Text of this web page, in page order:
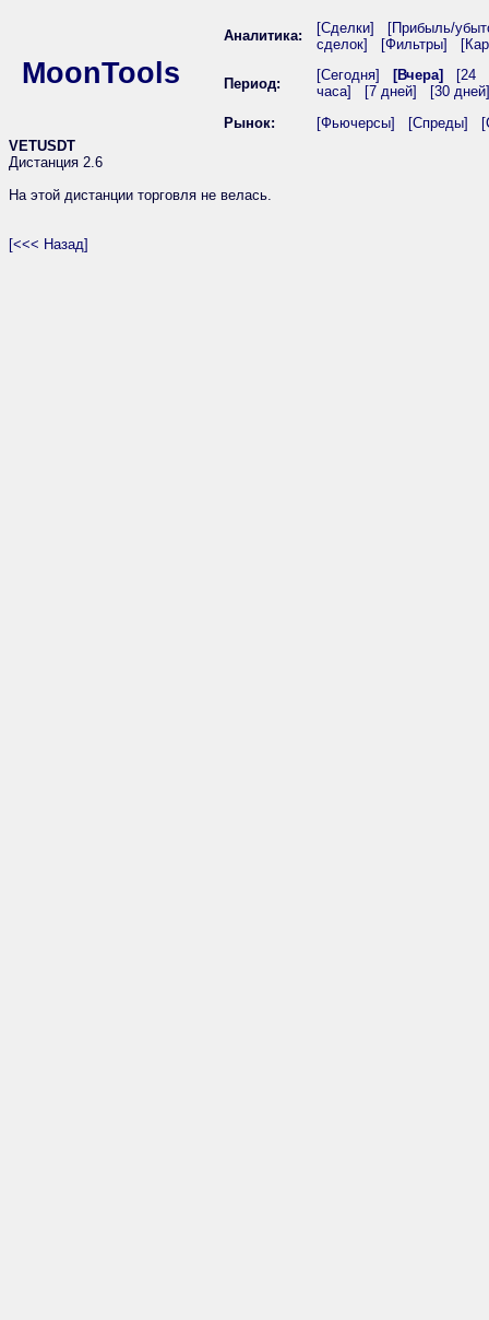
MoonTools
Аналитика: [Сделки]
[Прибыль/
сделок]
[Фильтры]
Период:
[Сегодня] [Вчера]
[24
часа]
[7 дней]
[30 дней]
Рынок:
[Фьючерсы] [Спреды]
VETUSDT
Дистанция 2.6
На этой дистанции торговля не велась.
[<<< Назад]